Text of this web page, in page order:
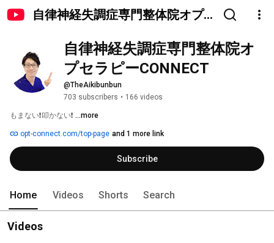
自律神経失調症専門整体院オプ
自律神経失調症専門整体院オ
プセラピーCONNECT
@TheAikibunbun
703 subscribers • 166 videos
もまない❗叩かない❗ ...more
opt-connect.com/top-page and 1 more link
Subscribe
Home Videos Shorts Search
Videos